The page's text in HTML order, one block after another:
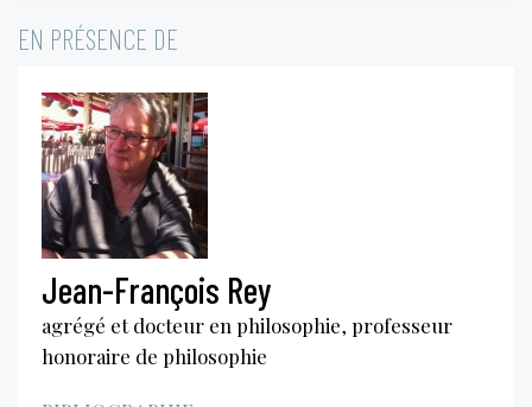
EN PRÉSENCE DE
Jean-François Rey
agrégé et docteur en philosophie, professeur
honoraire de philosophie